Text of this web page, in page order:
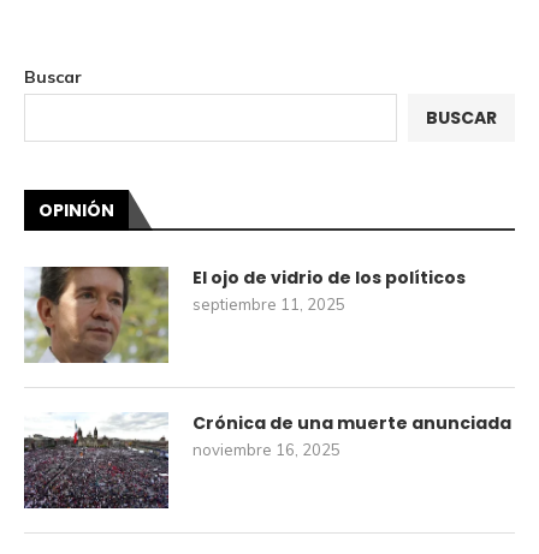
Buscar
BUSCAR
OPINIÓN
El ojo de vidrio de los políticos
septiembre 11, 2025
Crónica de una muerte anunciada
noviembre 16, 2025